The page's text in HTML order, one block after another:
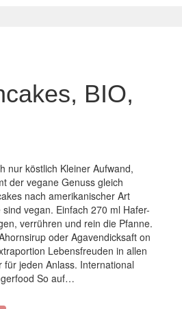
BIO,
nur köstlich Kleiner Aufwand,
der vegane Genuss gleich
nach amerikanischer Art
vegan. Einfach 270 ml Hafer-
verrühren und rein die Pfanne.
oder Agavendicksaft on
Lebensfreuden in allen
für jeden Anlass. International
So auf…